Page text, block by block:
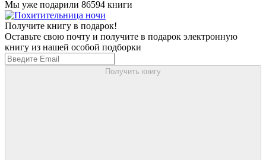
Мы уже подарили 86594 книги
Получите книгу в подарок!
Оставьте свою почту и получите в подарок электронную
книгу из нашей особой подборки
Получить книгу